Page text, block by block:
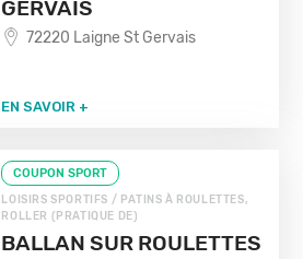
GERVAIS
72220 Laigne St Gervais
EN SAVOIR +
COUPON SPORT
LOISIRS SPORTIFS / PATINS À ROULETTES,
ROLLER (PRATIQUE DE)
BALLAN SUR ROULETTES